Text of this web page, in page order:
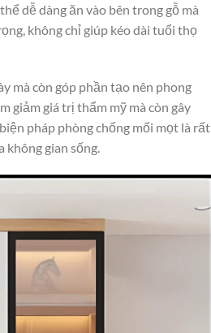
dễ dàng ăn vào bên trong gỗ mà
không chỉ giúp kéo dài tuổi thọ
mà còn góp phần tạo nên phong
giảm giá trị thẩm mỹ mà còn gây
pháp phòng chống mối mọt là rất
không gian sống.